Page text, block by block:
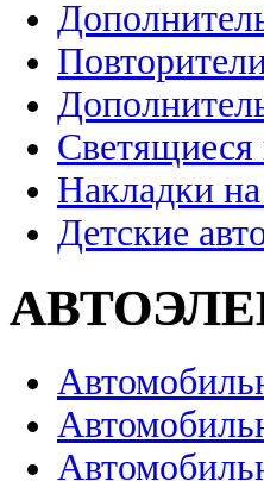
Накладки
Детские